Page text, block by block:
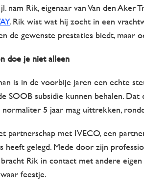
nam Rik, eigenaar van Van den
. Rik wist wat hij zocht in een
de gewenste prestaties biedt, maar
doe je niet alleen
is in de voorbije jaren een echte
SOOB subsidie kunnen behalen.
5 jaar mag uittrekken,
partnerschap met IVECO, een
heeft gelegd. Mede door zijn
Rik in contact met andere
feestje.